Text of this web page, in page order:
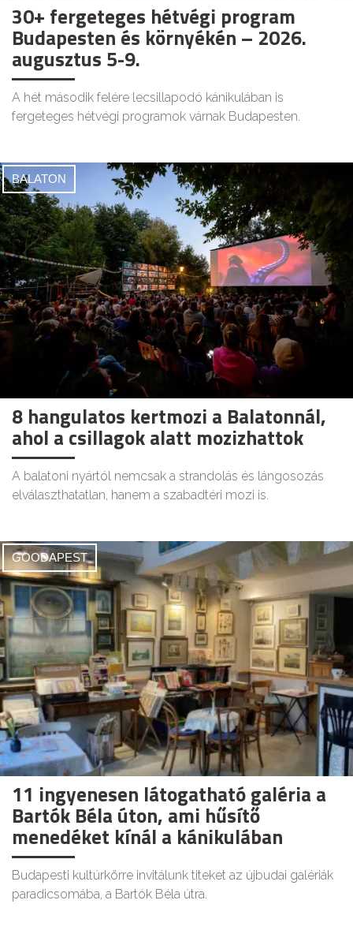
30+ fergeteges hétvégi program
Budapesten és környékén – 2026.
augusztus 5-9.
A hét második felére lecsillapodó kánikulában is
fergeteges hétvégi programok várnak Budapesten.
BALATON
8 hangulatos kertmozi a Balatonnál,
ahol a csillagok alatt mozizhattok
A balatoni nyártól nemcsak a strandolás és lángosozás
elválaszthatatlan, hanem a szabadtéri mozi is.
GOODAPEST
11 ingyenesen látogatható galéria a
Bartók Béla úton, ami hűsítő
menedéket kínál a kánikulában
Budapesti kultúrkörre invitálunk titeket az újbudai galériák
paradicsomába, a Bartók Béla útra.